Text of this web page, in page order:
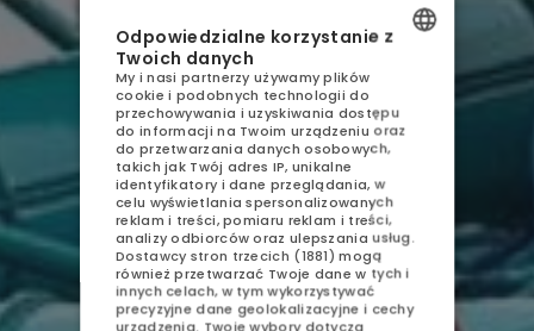
NOCLEGI
GASTRONOMIA
AQUAPARK
SPA
ATRAKCJE
GALERIA
KONTAKT
POLISH
ENGLISH
GERMAN
CZECH
Odpowiedzialne korzystanie z
Twoich danych
My i nasi partnerzy używamy plików
cookie i podobnych technologii do
przechowywania i uzyskiwania dostępu
do informacji na Twoim urządzeniu oraz
do przetwarzania danych osobowych,
takich jak Twój adres IP, unikalne
identyfikatory i dane przeglądania, w
celu wyświetlania spersonalizowanych
reklam i treści, pomiaru reklam i treści,
analizy odbiorców oraz ulepszania usług.
Dostawcy stron trzecich (1881) mogą
również przetwarzać Twoje dane w tych i
innych celach, w tym wykorzystywać
precyzyjne dane geolokalizacyjne i cechy
urządzenia. Twoje wybory dotyczą